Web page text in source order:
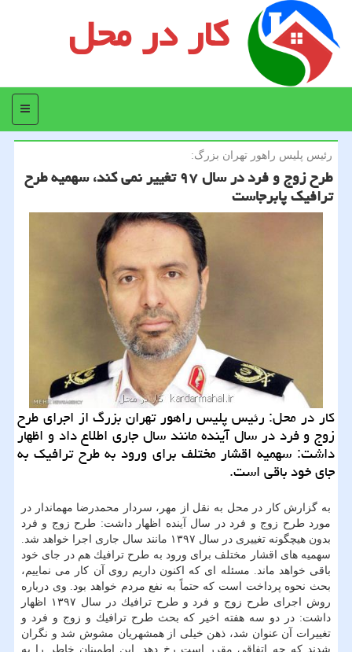
کار در محل
منو
رئیس پلیس راهور تهران بزرگ:
طرح زوج و فرد در سال ۹۷ تغییر نمی كند، سهمیه طرح
ترافیك پابرجاست
كار در محل: رئیس پلیس راهور تهران بزرگ از اجرای طرح
زوج و فرد در سال آینده مانند سال جاری اطلاع داد و اظهار
داشت: سهمیه اقشار مختلف برای ورود به طرح ترافیك به
جای خود باقی است.
به گزارش كار در محل به نقل از مهر، سردار محمدرضا مهماندار در
مورد طرح زوج و فرد در سال آینده اظهار داشت: طرح زوج و فرد
بدون هیچگونه تغییری در سال ۱۳۹۷ مانند سال جاری اجرا خواهد شد.
سهمیه های اقشار مختلف برای ورود به طرح ترافیك هم در جای خود
باقی خواهد ماند. مسئله ای كه اكنون داریم روی آن كار می نماییم،
بحث نحوه پرداخت است كه حتماً به نفع مردم خواهد بود. وی درباره
روش اجرای طرح زوج و فرد و طرح ترافیك در سال ۱۳۹۷ اظهار
داشت: در دو سه هفته اخیر كه بحث طرح ترافیك و زوج و فرد و
تغییرات آن عنوان شد، ذهن خیلی از همشهریان مشوش شد و نگران
شدند كه چه اتفاقی مقرر است رخ دهد. این اطمینان خاطر را به